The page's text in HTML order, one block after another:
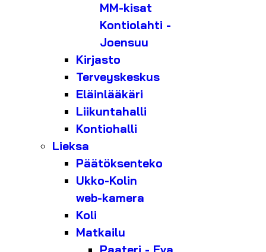
MM-kisat
Kontiolahti -
Joensuu
Kirjasto
Terveyskeskus
Eläinlääkäri
Liikuntahalli
Kontiohalli
Lieksa
Päätöksenteko
Ukko-Kolin
web-kamera
Koli
Matkailu